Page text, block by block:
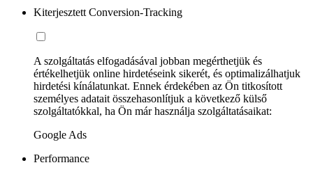
Kiterjesztett Conversion-Tracking
A szolgáltatás elfogadásával jobban megérthetjük és
értékelhetjük online hirdetéseink sikerét, és optimalizálhatjuk
hirdetési kínálatunkat. Ennek érdekében az Ön titkosított
személyes adatait összehasonlítjuk a következő külső
szolgáltatókkal, ha Ön már használja szolgáltatásaikat:
Google Ads
Performance